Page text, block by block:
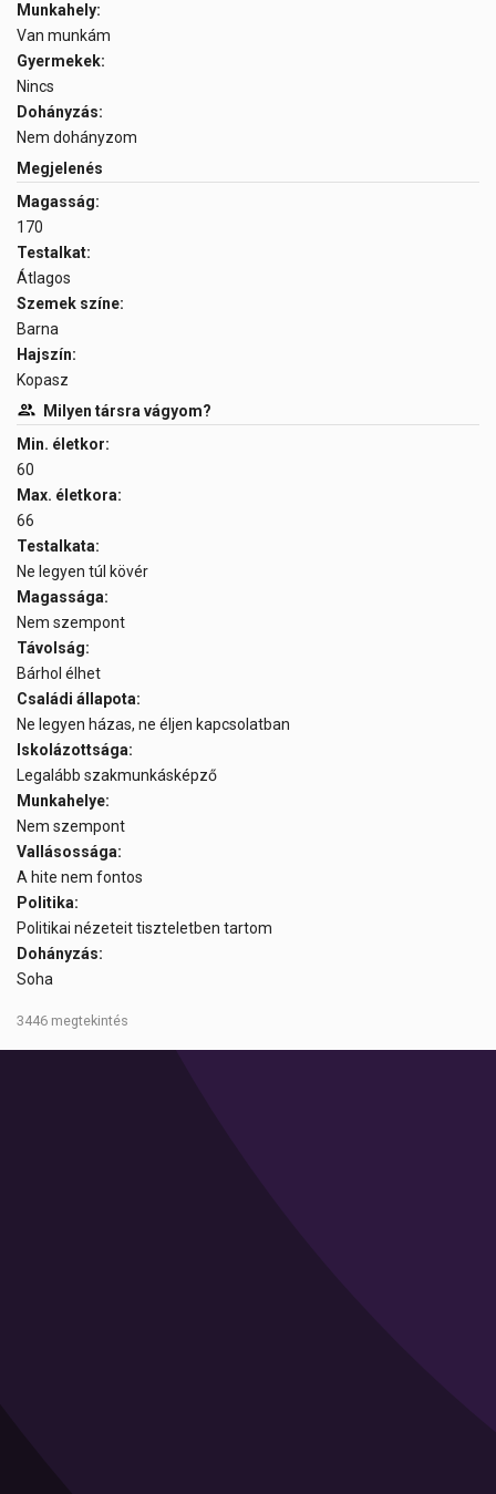
Munkahely:
Van munkám
Gyermekek:
Nincs
Dohányzás:
Nem dohányzom
Megjelenés
Magasság:
170
Testalkat:
Átlagos
Szemek színe:
Barna
Hajszín:
Kopasz
Milyen társra vágyom?
Min. életkor:
60
Max. életkora:
66
Testalkata:
Ne legyen túl kövér
Magassága:
Nem szempont
Távolság:
Bárhol élhet
Családi állapota:
Ne legyen házas, ne éljen kapcsolatban
Iskolázottsága:
Legalább szakmunkásképző
Munkahelye:
Nem szempont
Vallásossága:
A hite nem fontos
Politika:
Politikai nézeteit tiszteletben tartom
Dohányzás:
Soha
3446 megtekintés